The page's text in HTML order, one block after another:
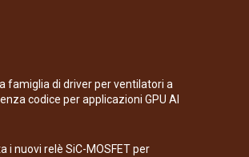
famiglia di driver per ventilatori a
codice per applicazioni GPU AI
i nuovi relè SiC-MOSFET per